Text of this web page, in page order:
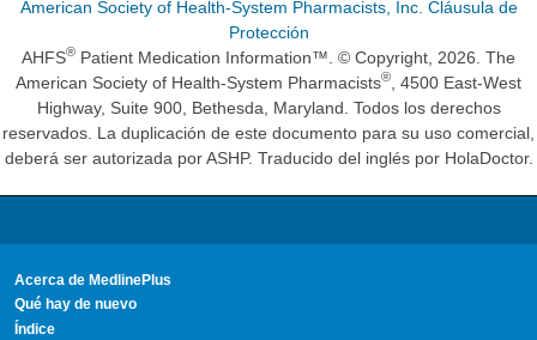
American Society of Health-System Pharmacists, Inc. Cláusula de
Protección
AHFS® Patient Medication Information™. © Copyright, 2026. The
American Society of Health-System Pharmacists®
, 4500 East-West
Highway, Suite 900, Bethesda, Maryland. Todos los derechos
reservados. La duplicación de este documento para su uso comercial,
deberá ser autorizada por ASHP. Traducido del inglés por HolaDoctor.
Acerca de MedlinePlus
Qué hay de nuevo
Índice